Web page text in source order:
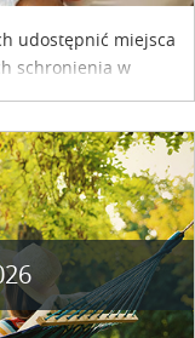
udostępnić miejsca
schronienia w